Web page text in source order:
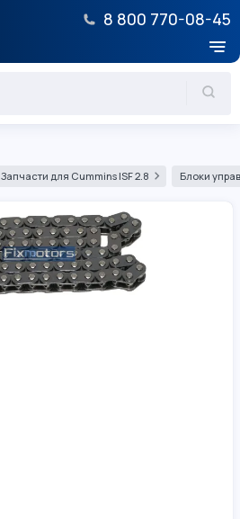
8 800 770-08-45
Запчасти для Cummins ISF 2.8 Блоки